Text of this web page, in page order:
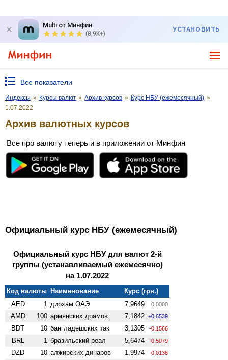
Multi от Минфин
(8,9K+)
УСТАНОВИТЬ
Все показатели
Индексы » Курсы валют » Архив курсов » Курс НБУ (ежемесячный) »
1.07.2022
Архив валютных курсов
Все про валюту теперь и в приложении от Минфин
Официальный курс НБУ (ежемесячный)
Официальный курс НБУ для валют 2-й
группы (устанавливаемый ежемесячно)
на 1.07.2022
Код валюты Наименование
Курс (грн.)
AED
1 дирхам ОАЭ 7,9649 0.0000
AMD 100 армянских драмов 7,1842 +0.6539
BDT 10 бангладешских так 3,1305 -0.1566
BRL 1 бразильский реал 5,6474 -0.5079
DZD 10 алжирских динаров 1,9974 -0.0136